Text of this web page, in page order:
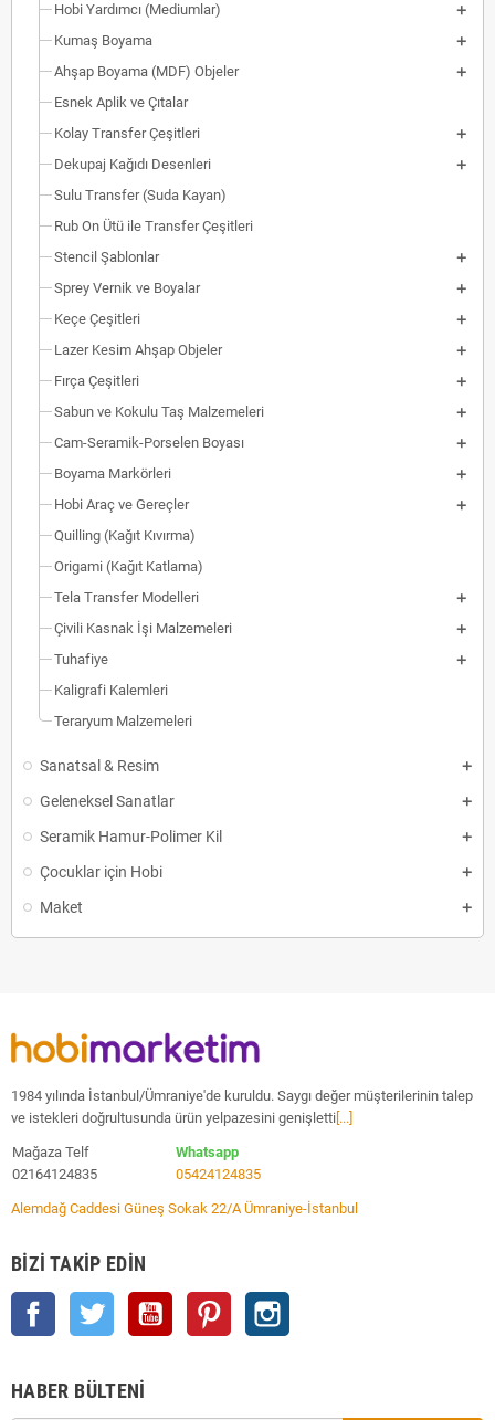
Hobi Yardımcı (Mediumlar)
Kumaş Boyama
Ahşap Boyama (MDF) Objeler
Esnek Aplik ve Çıtalar
Kolay Transfer Çeşitleri
Dekupaj Kağıdı Desenleri
Sulu Transfer (Suda Kayan)
Rub On Ütü ile Transfer Çeşitleri
Stencil Şablonlar
Sprey Vernik ve Boyalar
Keçe Çeşitleri
Lazer Kesim Ahşap Objeler
Fırça Çeşitleri
Sabun ve Kokulu Taş Malzemeleri
Cam-Seramik-Porselen Boyası
Boyama Markörleri
Hobi Araç ve Gereçler
Quilling (Kağıt Kıvırma)
Origami (Kağıt Katlama)
Tela Transfer Modelleri
Çivili Kasnak İşi Malzemeleri
Tuhafiye
Kaligrafi Kalemleri
Teraryum Malzemeleri
Sanatsal & Resim
Geleneksel Sanatlar
Seramik Hamur-Polimer Kil
Çocuklar için Hobi
Maket
1984 yılında İstanbul/Ümraniye'de kuruldu. Saygı değer müşterilerinin talep
ve istekleri doğrultusunda ürün yelpazesini genişletti [...]
Mağaza Telf
02164124835
Whatsapp
05424124835
Alemdağ Caddesi Güneş Sokak 22/A Ümraniye-İstanbul
BIZI TAKIP EDIN
Facebook Twitter YouTube Pinterest
HABER BÜLTENI